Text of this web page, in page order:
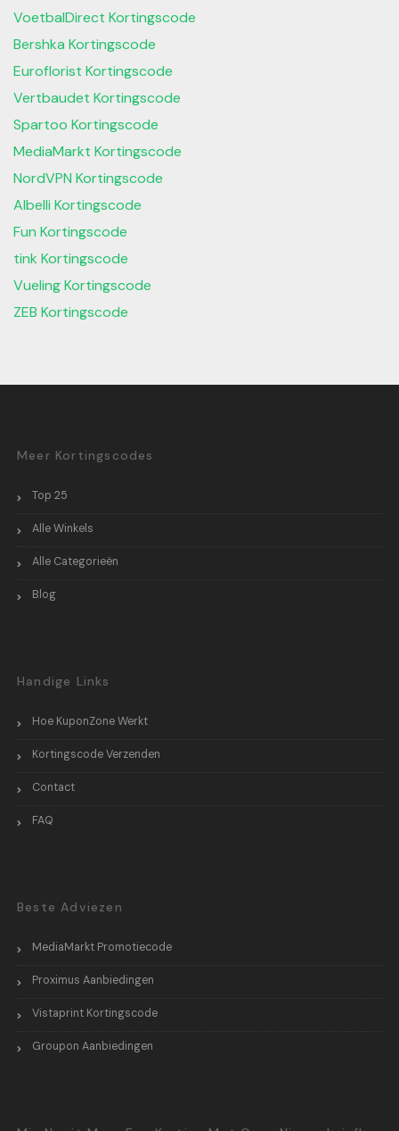
VoetbalDirect Kortingscode
Bershka Kortingscode
Euroflorist Kortingscode
Vertbaudet Kortingscode
Spartoo Kortingscode
MediaMarkt Kortingscode
NordVPN Kortingscode
Albelli Kortingscode
Fun Kortingscode
tink Kortingscode
Vueling Kortingscode
ZEB Kortingscode
Meer Kortingscodes
Top 25
Alle Winkels
Alle Categorieën
Blog
Handige Links
Hoe KuponZone Werkt
Kortingscode Verzenden
Contact
FAQ
Beste Adviezen
MediaMarkt Promotiecode
Proximus Aanbiedingen
Vistaprint Kortingscode
Groupon Aanbiedingen